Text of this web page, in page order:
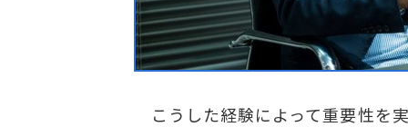
こうした経験によって重要性を